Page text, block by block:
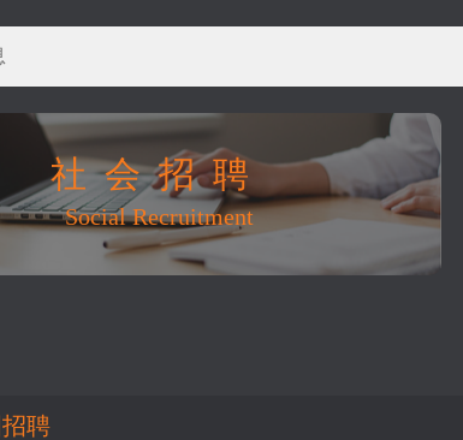
社会招聘
Social Recruitment
聘